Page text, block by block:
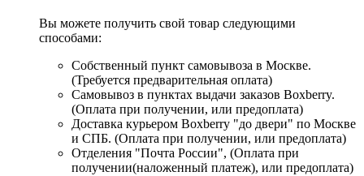
Вы можете получить свой товар следующими
способами:
Собственный пункт самовывоза в Москве.
(Требуется предварительная оплата)
Самовывоз в пунктах выдачи заказов Boxberry.
(Оплата при получении, или предоплата)
Доставка курьером Boxberry "до двери" по Москве
и СПБ. (Оплата при получении, или предоплата)
Отделения "Почта России", (Оплата при
получении(наложенный платеж), или предоплата)